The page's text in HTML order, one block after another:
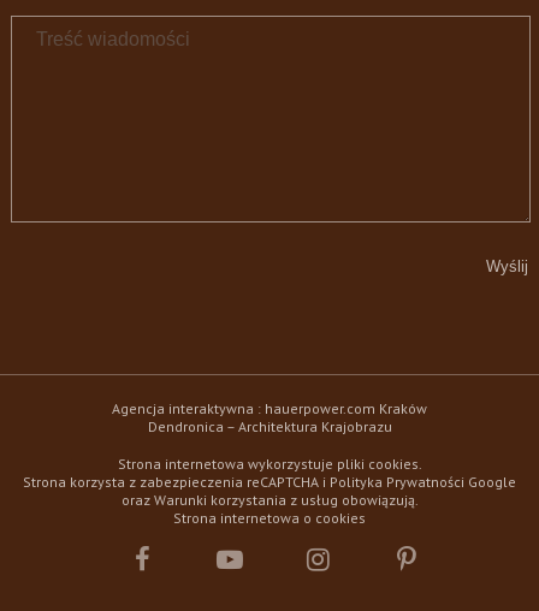
Agencja interaktywna : hauerpower.com Kraków
Dendronica – Architektura Krajobrazu
Strona internetowa wykorzystuje pliki cookies.
Strona korzysta z zabezpieczenia reCAPTCHA i Polityka Prywatności Google
oraz Warunki korzystania z usług obowiązują.
Strona internetowa o cookies